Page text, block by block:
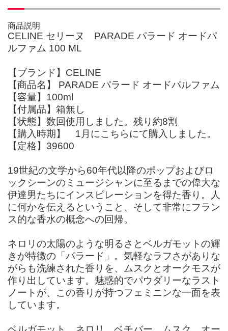
商品説明
CELINE セリーヌ PARADE パラード オードパ
ルファム 100 ML
【ブランド】CELINE
【商品名】 PARADE パラード オードパルファム
【容量】100ml
【付属品】箱無し
【状態】数回使用しました。残り約8割
【購入時期】 1月にこちらにて購入しました。
【定格】39600
19世紀の文学から60年代以降のポップおよびロ
ックシーンのミュージシャンに至るまでの偉大な
伊達男たちにインスピレーションを得た香り。人
に何かを伝えるということ、そして非常にフラン
ス的な香水の概念への回帰。
ネロリの太陽のような明るさとベルガモットの輝
きが特徴の「パラード」。気軽なラフさがありな
がらも洗練された香りを、ムスクとオークモスが
作り出しています。魅惑的でパウダリーなラスト
ノートが、この香りが持つフェミニンな一面を表
しています。